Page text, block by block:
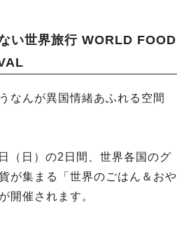
い世界旅行 WORLD FOOD
なんが異国情緒あふれる空間
（日）の2日間、世界各国のグ
が集まる「世界のごはん＆おや
開催されます。